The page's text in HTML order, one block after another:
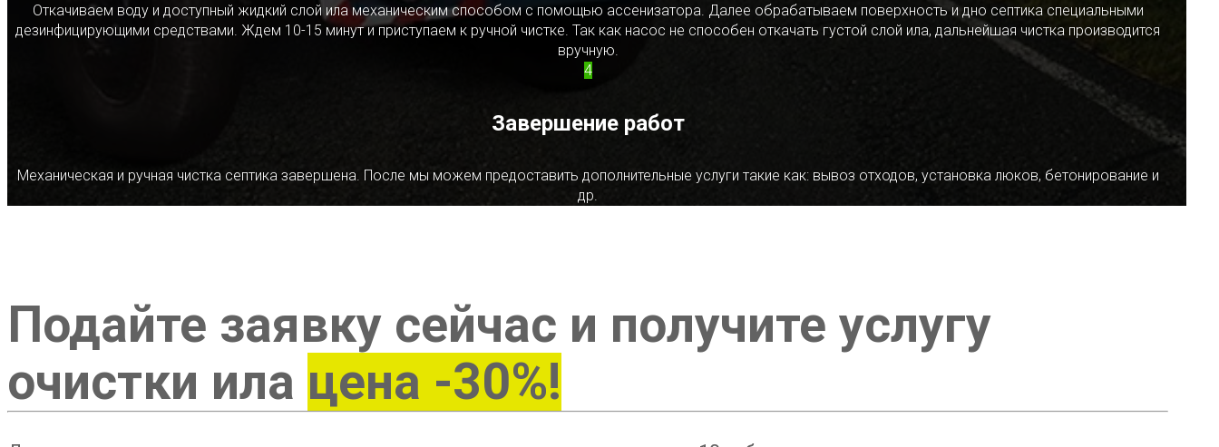
Откачиваем воду и доступный жидкий слой ила механическим способом с помощью ассенизатора. Далее обрабатываем поверхность и дно септика специальными
дезинфицирующими средствами. Ждем 10-15 минут и приступаем к ручной чистке. Так как насос не способен откачать густой слой ила, дальнейшая чистка производится
вручную.
4
Завершение работ
Механическая и ручная чистка септика завершена. После мы можем предоставить дополнительные услуги такие как: вывоз отходов, установка люков, бетонирование и
др.
Подайте заявку сейчас и получите услугу
очистки ила цена -30%!